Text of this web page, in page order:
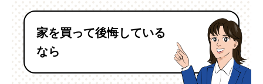
家を買って後悔している
なら